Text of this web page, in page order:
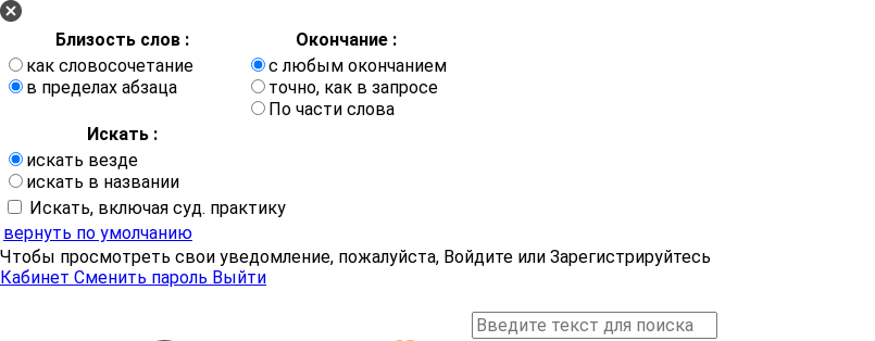
Близость слов :
Окончание :
как словосочетание
в пределах абзаца
с любым окончанием
точно, как в запросе
По части слова
Искать :
искать везде
искать в названии
Искать, включая суд. практику
вернуть по умолчанию
Чтобы просмотреть свои уведомление, пожалуйста, Войдите или Зарегистрируйтесь
Кабинет Сменить пароль Выйти